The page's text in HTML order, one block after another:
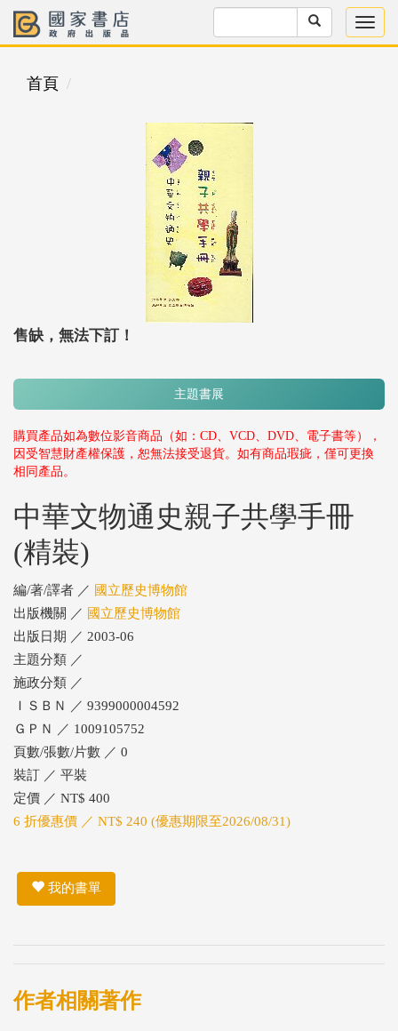
首頁
售缺，無法下訂！
主題書展
購買產品如為數位影音商品（如：CD、VCD、DVD、電子書等），
因受智慧財產權保護，恕無法接受退貨。如有商品瑕疵，僅可更換
相同產品。
中華文物通史親子共學手冊
(精裝)
編/著/譯者 ／ 國立歷史博物館
出版機關 ／ 國立歷史博物館
出版日期 ／ 2003-06
主題分類 ／
施政分類 ／
ＩＳＢＮ ／ 9399000004592
ＧＰＮ ／ 1009105752
頁數/張數/片數 ／ 0
裝訂 ／ 平裝
定價 ／ NT$ 400
6 折優惠價 ／ NT$ 240 (優惠期限至2026/08/31)
我的書單
作者相關著作